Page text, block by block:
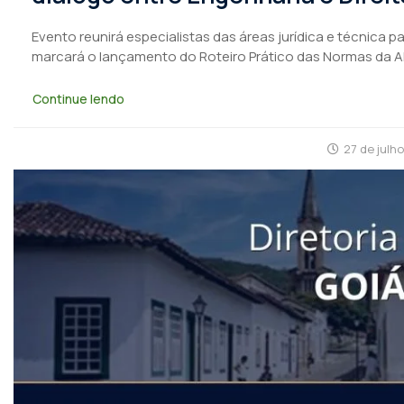
Evento reunirá especialistas das áreas jurídica e técnica
marcará o lançamento do Roteiro Prático das Normas da
Continue lendo
27 de